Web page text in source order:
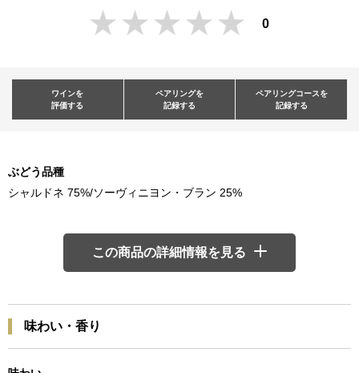
0
ワインを
評価する
ペアリングを
記録する
ペアリングコースを
記録する
ぶどう品種
シャルドネ 75%/ソーヴィニヨン・ブラン 25%
この商品の詳細情報を見る
味わい・香り